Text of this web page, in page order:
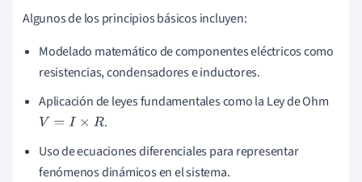
Algunos de los principios básicos incluyen:
Modelado matemático de componentes eléctricos como
resistencias, condensadores e inductores.
Aplicación de leyes fundamentales como la Ley de Ohm
V= I×R
.
Uso de ecuaciones diferenciales para representar
fenómenos dinámicos en el sistema.